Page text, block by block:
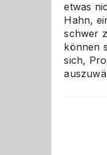
etwas
Hahn,
schwer
können
sich,